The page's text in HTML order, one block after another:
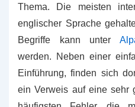
Thema. Die meisten
englischer Sprache
Begriffe kann unter
werden. Neben einer
Einführung, finden sich
ein Verweis auf eine sehr